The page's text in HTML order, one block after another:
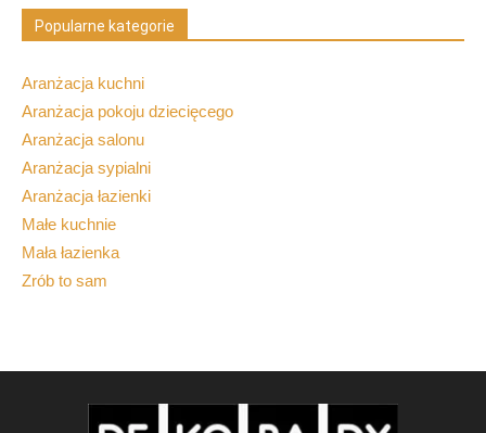
Popularne kategorie
Aranżacja kuchni
Aranżacja pokoju dziecięcego
Aranżacja salonu
Aranżacja sypialni
Aranżacja łazienki
Małe kuchnie
Mała łazienka
Zrób to sam